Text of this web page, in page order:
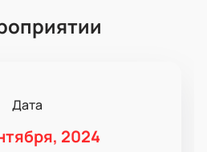
Дата
2024